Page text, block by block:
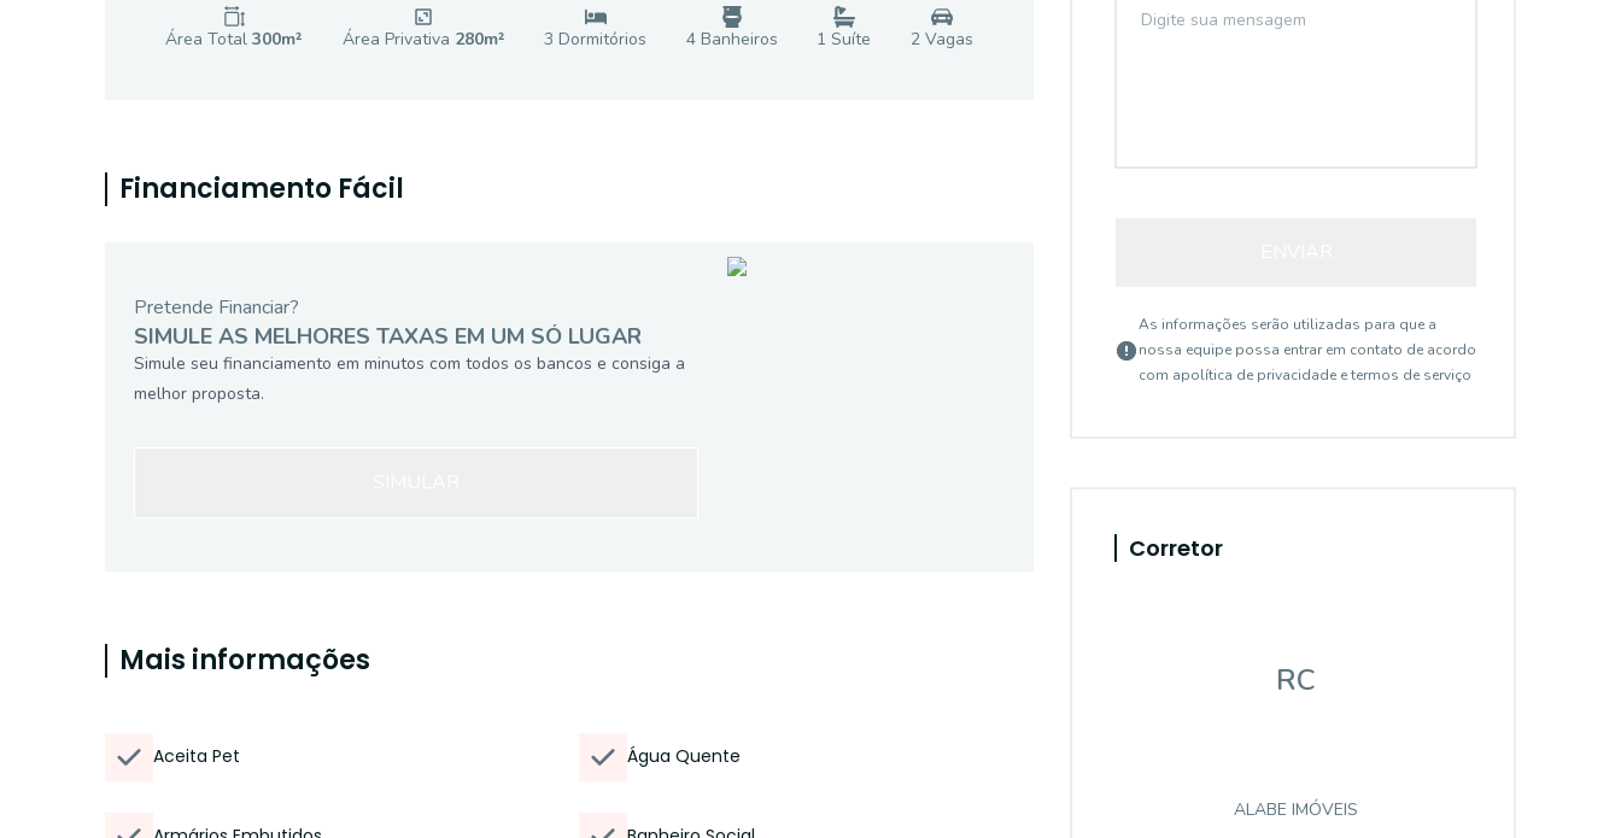
Área Total 300m² Área Privativa 280m² 3 Dormitórios 4Banheiros 1 Suíte 2Vagas
Financiamento Fácil
Pretende Financiar?
SIMULE AS MELHORES TAXAS EM UM SÓ LUGAR
Simule seu financiamento em minutos com todos os bancos e consiga a
melhor proposta.
Mais informações
Aceita Pet Água Quente
As informações serão utilizadas para que a
nossa equipe possa entrar em contato de acordo
com apolítica de privacidade e termos de serviço
Corretor
RC
ALABE IMÓVEIS